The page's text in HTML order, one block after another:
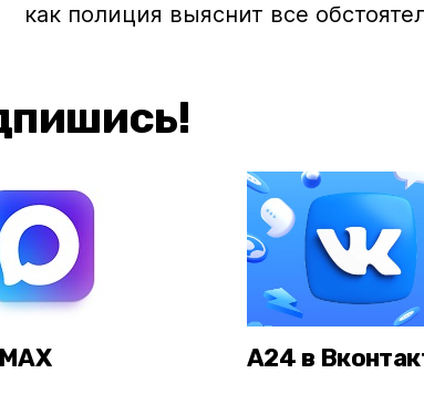
как полиция выяснит все
А24 в